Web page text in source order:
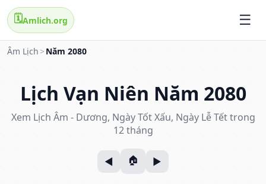
🗓️Amlich.org
Âm Lịch > Năm 2080
Lịch Vạn Niên Năm 2080
Xem Lịch Âm - Dương, Ngày Tốt Xấu, Ngày Lễ Tết trong
12 tháng